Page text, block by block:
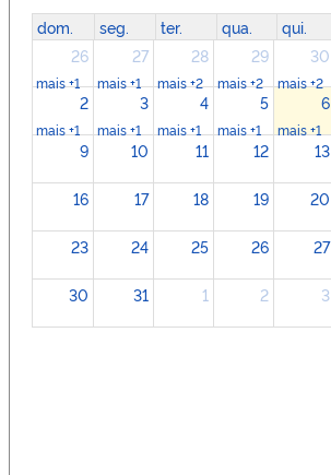
dom. seg. ter. qua. qui.
26
mais +1
27
mais +1
28
mais +2
29
mais +2
30
mais +2
2
mais +1
3
mais +1
4
mais +1
5
mais +1
6
mais +1
9 10 11 12 13
16 17 18 19 20
23 24 25 26 27
30 31 1 2 3